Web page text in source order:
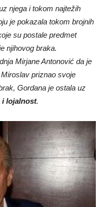
njega i tokom najtežih
je pokazala tokom brojnih
su postale predmet
njihovog braka.
Mirjane Antonović da je
priznao svoje
Gordana je ostala uz
i lojalnost.